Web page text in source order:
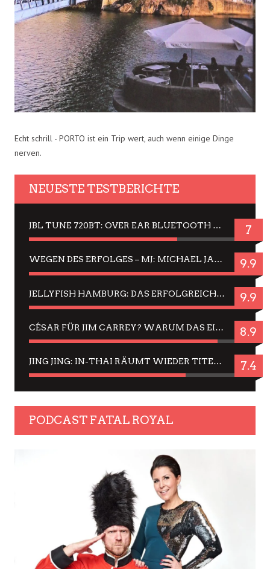
Echt schrill - PORTO ist ein Trip wert, auch wenn einige Dinge
nerven.
NEUESTE TESTBERICHTE
JBL TUNE 720BT: OVER EAR BLUETOOTH KOPFHÖRER UM DIE 50,-€ IM DAUER-TEST 7
WEGEN DES ERFOLGES – MJ: MICHAEL JACKSON MUSICAL IN EINER MATINEE SEHEN 9.9
JELLYFISH HAMBURG: DAS ERFOLGREICHE SOMMER-MENÜ 2025 IN GEFÜHLEN UND BILDERN 9.9
CÉSAR FÜR JIM CARREY? WARUM DAS EINER DER NERVIGSTEN ACTORS IST UND BLEIBT 8.9
JING JING: IN-THAI RÄUMT WIEDER TITEL AB – EIN ZWEI-STUNDEN-ERLEBNISBERICHT 7.4
PODCAST FATAL ROYAL